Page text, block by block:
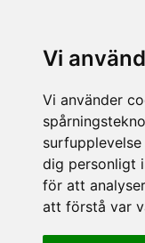
Vi
Vi använder
dig personligt
för att
att förstå var